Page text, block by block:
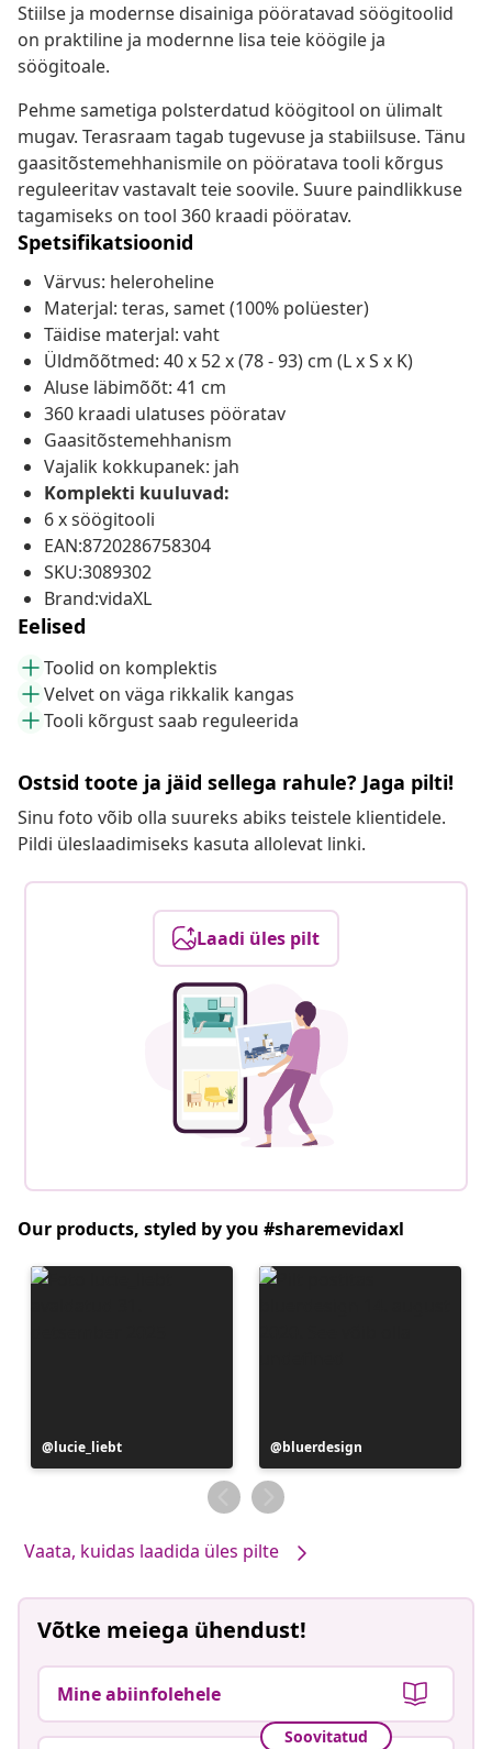
Stiilse ja modernse disainiga pööratavad söögitoolid
on praktiline ja modernne lisa teie köögile ja
söögitoale.
Pehme sametiga polsterdatud köögitool on ülimalt
mugav. Terasraam tagab tugevuse ja stabiilsuse. Tänu
gaasitõstemehhanismile on pööratava tooli kõrgus
reguleeritav vastavalt teie soovile. Suure paindlikkuse
tagamiseks on tool 360 kraadi pööratav.
Spetsifikatsioonid
Värvus: heleroheline
Materjal: teras, samet (100% polüester)
Täidise materjal: vaht
Üldmõõtmed: 40 x 52 x (78 - 93) cm (L x S x K)
Aluse läbimõõt: 41 cm
360 kraadi ulatuses pööratav
Gaasitõstemehhanism
Vajalik kokkupanek: jah
Komplekti kuuluvad:
6 x söögitooli
EAN:8720286758304
SKU:3089302
Brand:vidaXL
Eelised
Toolid on komplektis
Velvet on väga rikkalik kangas
Tooli kõrgust saab reguleerida
Ostsid toote ja jäid sellega rahule? Jaga pilti!
Sinu foto võib olla suureks abiks teistele klientidele.
Pildi üleslaadimiseks kasuta allolevat linki.
Laadi üles pilt
Our products, styled by you #sharemevidaxl
Postitus
avaldatud
lucie_liebt
Postitus
avaldatud
bluerdesign
Vaata, kuidas laadida üles pilte
Võtke meiega ühendust!
Mine abiinfolehele
Soovitatud